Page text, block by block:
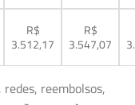
R$
3.512,17
R$
3.547,07
reembolsos,